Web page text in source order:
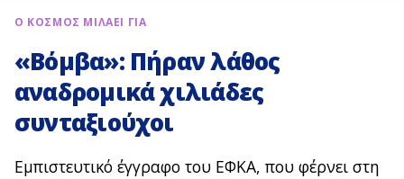
Ο ΚΟΣΜΟΣ ΜΙΛΑΕΙ ΓΙΑ
«Βόμβα»: Πήραν λάθος
αναδρομικά χιλιάδες
συνταξιούχοι
Εμπιστευτικό έγγραφο του ΕΦΚΑ, που φέρνει στη